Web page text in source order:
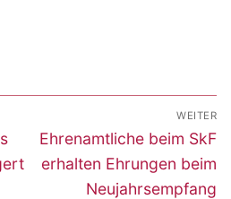
WEITER
Nächster
Beitrag:
Ehrenamtliche beim SkF
erhalten Ehrungen beim
Neujahrsempfang